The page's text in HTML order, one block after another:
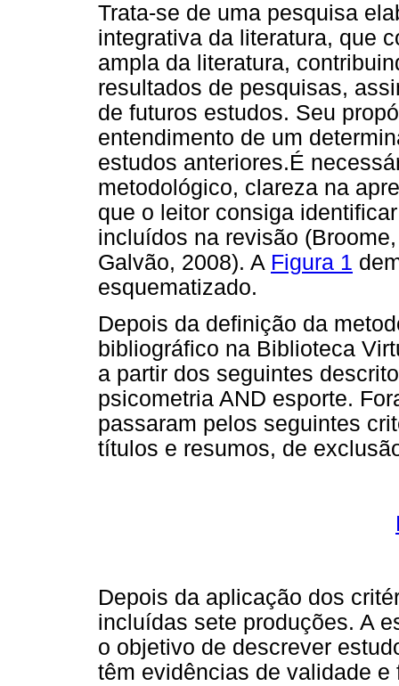
Trata-se de uma pesquisa
integrativa da literatura, que
ampla da literatura,
resultados de pesquisas,
de futuros estudos. Seu
entendimento de um
estudos anteriores.É
metodológico, clareza na
que o leitor consiga
incluídos na revisão
Galvão, 2008). A Figura 1
esquematizado.
Depois da definição da
bibliográfico na Biblioteca
a partir dos seguintes
psicometria AND esporte.
passaram pelos seguintes
títulos e resumos, de
Depois da aplicação dos
incluídas sete produções. A
o objetivo de descrever
têm evidências de validade